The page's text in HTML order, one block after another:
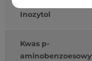
Inozytol
Kwas p-
aminobenzoesowy